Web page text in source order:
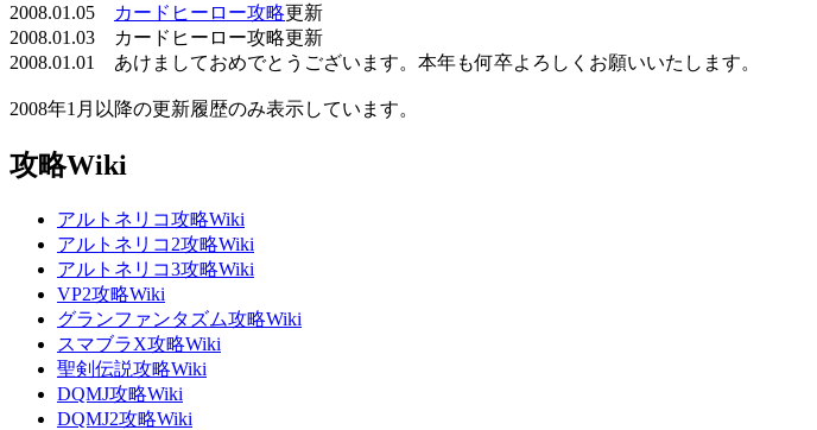
2008.01.05
カードヒーロー攻略更新
2008.01.03 カードヒーロー攻略更新
2008.01.01 あけましておめでとうございます。本年も何卒よろしくお願いいたします。
2008年1月以降の更新履歴のみ表示しています。
攻略Wiki
アルトネリコ攻略Wiki
アルトネリコ2攻略Wiki
アルトネリコ3攻略Wiki
VP2攻略Wiki
グランファンタズム攻略Wiki
スマブラX攻略Wiki
聖剣伝説攻略Wiki
DQMJ攻略Wiki
DQMJ2攻略Wiki